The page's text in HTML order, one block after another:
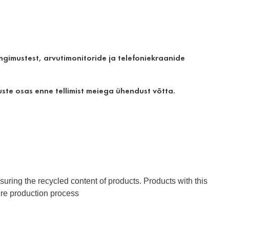
arvutimonitoride ja telefoniekraanide
osas enne tellimist meiega ühendust võtta.
the recycled content of products. Products with this
production process